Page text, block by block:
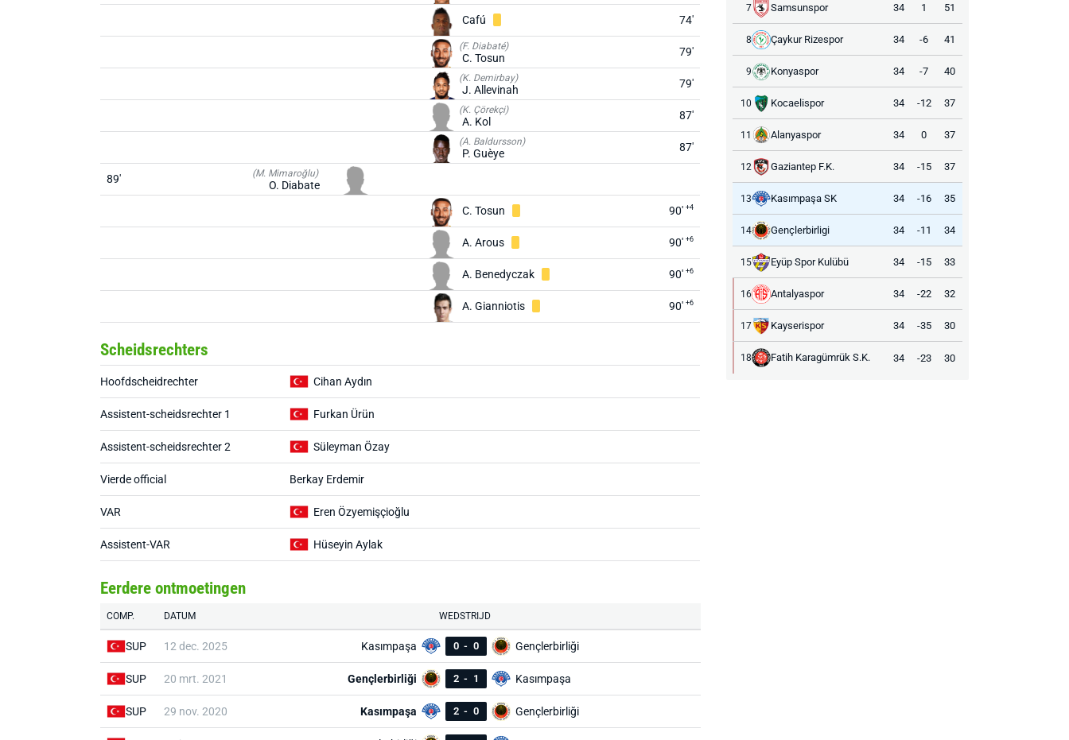
Cafú 74'
(F. Diabaté)
C. Tosun 79'
(K. Demirbay)
J. Allevinah 79'
(K. Çörekçi)
A. Kol 87'
(A. Baldursson)
P. Guèye 87'
89' (M. Mimaroğlu)
O. Diabate
C. Tosun
90' +4
A. Arous 90' +6
A. Benedyczak 90' +6
A. Gianniotis 90' +6
Scheidsrechters
Hoofdscheidrechter Cihan Aydın
Assistent-scheidsrechter 1 Furkan Ürün
Assistent-scheidsrechter 2 Süleyman Özay
Vierde official Berkay Erdemir
VAR Eren Özyemişçioğlu
Assistent-VAR Hüseyin Aylak
Eerdere ontmoetingen
COMP. DATUM WEDSTRIJD
SUP 12 dec. 2025 Kasımpaşa 0 - 0 Gençlerbirliği
SUP 20 mrt. 2021 Gençlerbirliği 2 - 1 Kasımpaşa
SUP 29 nov. 2020 Kasımpaşa 2 - 0 Gençlerbirliği
7 Samsunspor 34 1 51
8 Çaykur Rizespor 34 -6 41
9 Konyaspor 34 -7 40
10 Kocaelispor 34 -12 37
11 Alanyaspor 34 0 37
12 Gaziantep F.K. 34 -15 37
13 Kasımpaşa SK 34 -16 35
14 Gençlerbirligi 34 -11 34
15 Eyüp Spor Kulübü 34 -15 33
16 Antalyaspor 34 -22 32
17 Kayserispor 34 -35 30
18 Fatih Karagümrük S.K. 34 -23 30